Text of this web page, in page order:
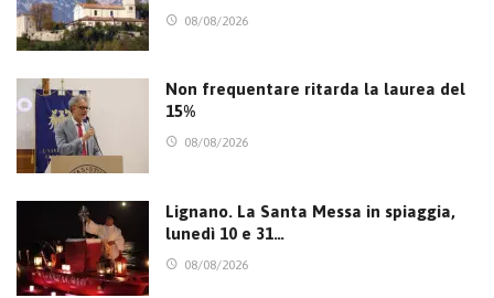
08/08/2026
Non frequentare ritarda la laurea del
15%
08/08/2026
Lignano. La Santa Messa in spiaggia,
lunedì 10 e 31…
08/08/2026